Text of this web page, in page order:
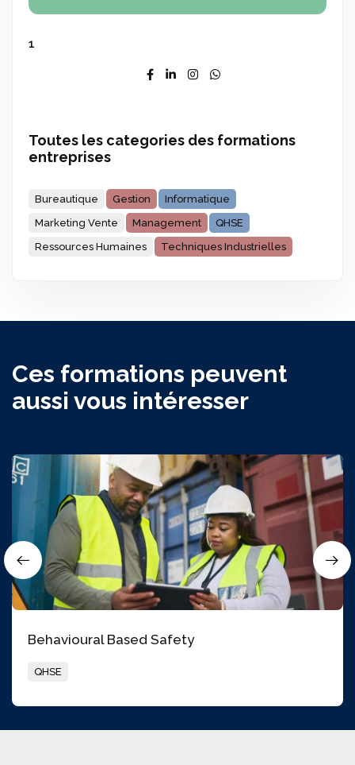
1
Toutes les categories des formations
entreprises
Bureautique Gestion
Informatique
Marketing Vente
Management
QHSE
Ressources Humaines
Techniques Industrielles
Ces formations peuvent
aussi vous intéresser
Behavioural Based Safety
QHSE